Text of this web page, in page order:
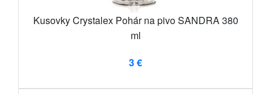
Kusovky Crystalex Pohár na pivo SANDRA 380
ml
3 €